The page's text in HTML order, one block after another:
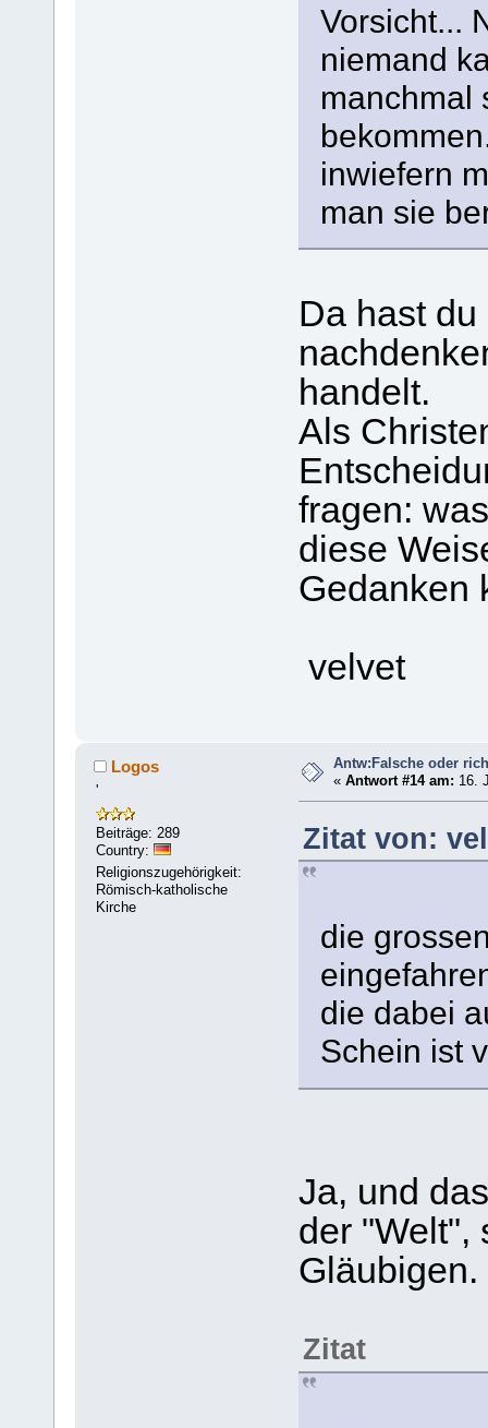
Vorsicht...
niemand
manchmal
inwiefern
man sie
Da hast
handelt.
Als
fragen:
diese
Gedanken
velvet
Logos
'
Beiträge: 289
Country:
Religionszugehörigkeit:
Römisch-katholische
Kirche
Antw:Falsche oder
«Antwort #14 am: 16.
Zitat von:
die
die dabei
Schein ist
Ja, und
der "Welt",
Gläubigen.
Zitat